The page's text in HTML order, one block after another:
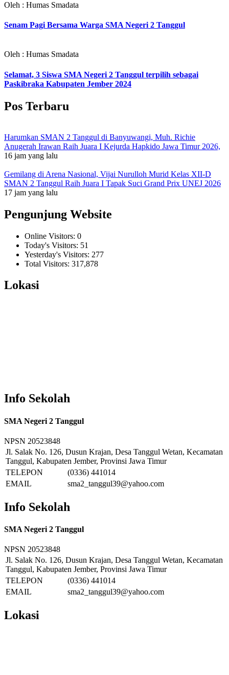
Oleh : Humas Smadata
Senam Pagi Bersama Warga SMA Negeri 2 Tanggul
Oleh : Humas Smadata
Selamat, 3 Siswa SMA Negeri 2 Tanggul terpilih sebagai
Paskibraka Kabupaten Jember 2024
Pos Terbaru
Harumkan SMAN 2 Tanggul di Banyuwangi, Muh. Richie
Anugerah Irawan Raih Juara I Kejurda Hapkido Jawa Timur 2026,
16 jam yang lalu
Gemilang di Arena Nasional, Vijai Nurulloh Murid Kelas XII-D
SMAN 2 Tanggul Raih Juara I Tapak Suci Grand Prix UNEJ 2026
17 jam yang lalu
Pengunjung Website
Online Visitors: 0
Today's Visitors: 51
Yesterday's Visitors: 277
Total Visitors: 317,878
Lokasi
Info Sekolah
SMA Negeri 2 Tanggul
NPSN 20523848
Jl. Salak No. 126, Dusun Krajan, Desa Tanggul Wetan, Kecamatan
Tanggul, Kabupaten Jember, Provinsi Jawa Timur
TELEPON
(0336) 441014
EMAIL
sma2_tanggul39@yahoo.com
Info Sekolah
SMA Negeri 2 Tanggul
NPSN 20523848
Jl. Salak No. 126, Dusun Krajan, Desa Tanggul Wetan, Kecamatan
Tanggul, Kabupaten Jember, Provinsi Jawa Timur
TELEPON
(0336) 441014
EMAIL
sma2_tanggul39@yahoo.com
Lokasi